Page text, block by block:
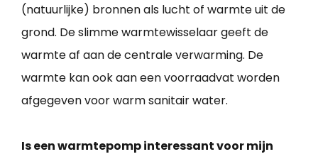
(natuurlijke) bronnen als lucht of warmte uit de
grond. De slimme warmtewisselaar geeft de
warmte af aan de centrale verwarming. De
warmte kan ook aan een voorraadvat worden
afgegeven voor warm sanitair water.
Is een warmtepomp interessant voor mijn